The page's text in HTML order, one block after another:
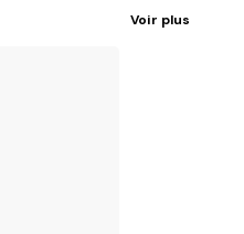
Voir plus